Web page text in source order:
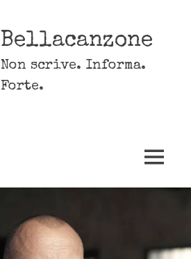
Bellacanzone
Non scrive. Informa.
Forte.
MENU